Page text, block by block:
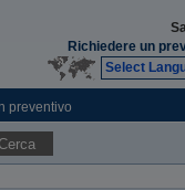
Richiedere un
Select
preventivo
Cerca